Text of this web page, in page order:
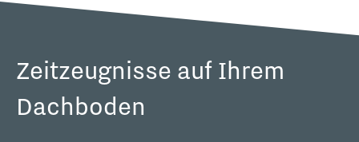
Zeitzeugnisse auf Ihrem
Dachboden